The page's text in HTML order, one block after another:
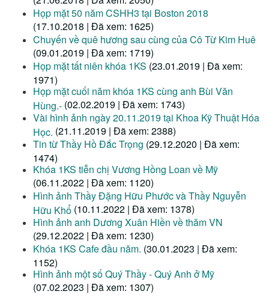
Họp mặt 50 năm CSHH3 tại Boston 2018
(17.10.2018 | Đã xem: 1625)
Chuyến về quê hương sau cùng của Cô Từ Kim Huê
(09.01.2019 | Đã xem: 1719)
Họp mặt tất niên khóa 1KS (23.01.2019 | Đã xem:
1971)
Họp mặt cuối năm khóa 1KS cùng anh Bùi Văn
Hùng.- (02.02.2019 | Đã xem: 1743)
Vài hình ảnh ngày 20.11.2019 tại Khoa Kỹ Thuật Hóa
Học. (21.11.2019 | Đã xem: 2388)
Tin từ Thầy Hồ Đắc Trọng (29.12.2020 | Đã xem:
1474)
Khóa 1KS tiễn chị Vương Hồng Loan về Mỹ
(06.11.2022 | Đã xem: 1120)
Hình ảnh Thầy Đặng Hữu Phước và Thầy Nguyễn
Hữu Khổ (10.11.2022 | Đã xem: 1378)
Hình ảnh anh Dương Xuân Hiền về thăm VN
(29.12.2022 | Đã xem: 1230)
Khóa 1KS Cafe đầu năm. (30.01.2023 | Đã xem:
1152)
Hình ảnh một số Quý Thầy - Quý Anh ở Mỹ
(07.02.2023 | Đã xem: 1307)